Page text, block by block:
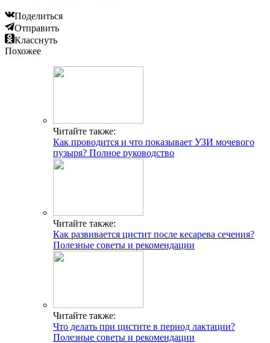
Поделиться
Отправить
Класснуть
Похожее
Читайте также:
Как проводится и что показывает УЗИ мочевого
пузыря? Полное руководство
Читайте также:
Как развивается цистит после кесарева сечения?
Полезные советы и рекомендации
Читайте также:
Что делать при цистите в период лактации?
Полезные советы и рекомендации